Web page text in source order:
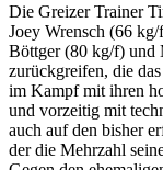
Die Greizer Trainer
Joey Wrensch (66
Böttger (80 kg/f) und
zurückgreifen, die
im Kampf mit ihren
und vorzeitig mit
auch auf den bisher
der die Mehrzahl